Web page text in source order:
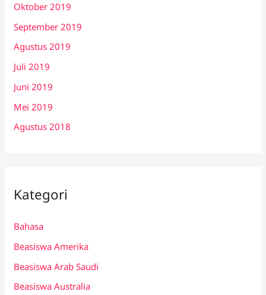
Oktober 2019
September 2019
Agustus 2019
Juli 2019
Juni 2019
Mei 2019
Agustus 2018
Kategori
Bahasa
Beasiswa Amerika
Beasiswa Arab Saudi
Beasiswa Australia